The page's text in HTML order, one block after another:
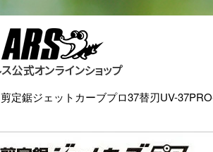
剪定鋸ジェットカーブプロ37替刃UV-